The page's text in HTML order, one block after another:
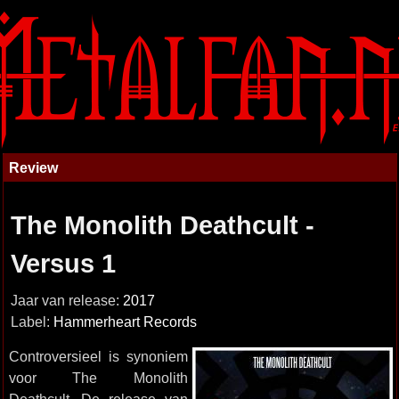
Review
The Monolith Deathcult -
Versus 1
Jaar van release: 2017
Label: Hammerheart Records
Controversieel is synoniem
voor The Monolith